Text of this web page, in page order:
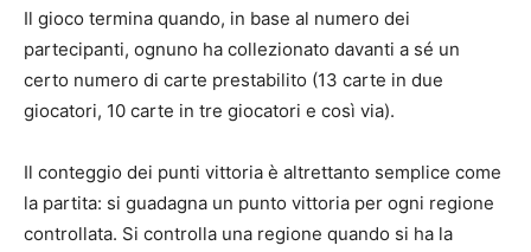
Il gioco termina quando, in base al numero dei
partecipanti, ognuno ha collezionato davanti a sé un
certo numero di carte prestabilito (13 carte in due
giocatori, 10 carte in tre giocatori e così via).
Il conteggio dei punti vittoria è altrettanto semplice come
la partita: si guadagna un punto vittoria per ogni regione
controllata. Si controlla una regione quando si ha la